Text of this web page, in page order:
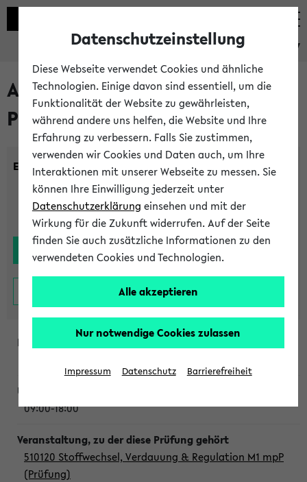
eKVV
Alle noch stattfindenden
Prüfungen
Einrichtung:
09:00-18:00
510120 Stoffwechsel, Verdauung & Regulation M1 mpP
(Prüfung)
Datenschutzeinstellung
Diese Webseite verwendet Cookies und ähnliche
Technologien. Einige davon sind essentiell, um die
Funktionalität der Website zu gewährleisten,
während andere uns helfen, die Website und Ihre
Erfahrung zu verbessern. Falls Sie zustimmen,
verwenden wir Cookies und Daten auch, um Ihre
Interaktionen mit unserer Webseite zu messen. Sie
können Ihre Einwilligung jederzeit unter
Datenschutzerklärung einsehen und mit der
Wirkung für die Zukunft widerrufen. Auf der Seite
finden Sie auch zusätzliche Informationen zu den
verwendeten Cookies und Technologien.
Alle akzeptieren
Nur notwendige Cookies zulassen
Impressum Datenschutz Barrierefreiheit